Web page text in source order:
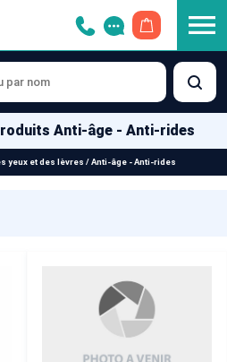
Anti-âge - Anti-rides
yeux et des lèvres /Anti-âge - Anti-rides